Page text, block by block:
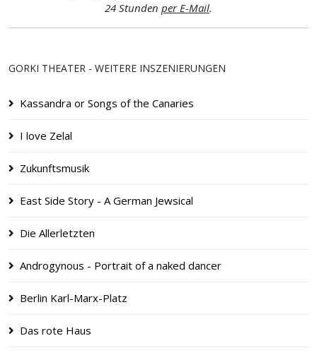
24 Stunden per E-Mail.
GORKI THEATER - WEITERE INSZENIERUNGEN
Kassandra or Songs of the Canaries
I love Zelal
Zukunftsmusik
East Side Story - A German Jewsical
Die Allerletzten
Androgynous - Portrait of a naked dancer
Berlin Karl-Marx-Platz
Das rote Haus